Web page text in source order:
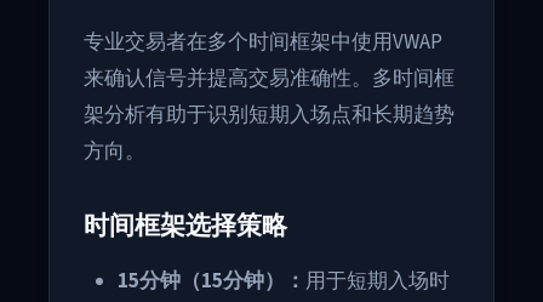
专业交易者在多个时间框架中使用VWAP
来确认信号并提高交易准确性。多时间框
架分析有助于识别短期入场点和长期趋势
方向。
时间框架选择策略
15分钟（15分钟）： 用于短期入场时